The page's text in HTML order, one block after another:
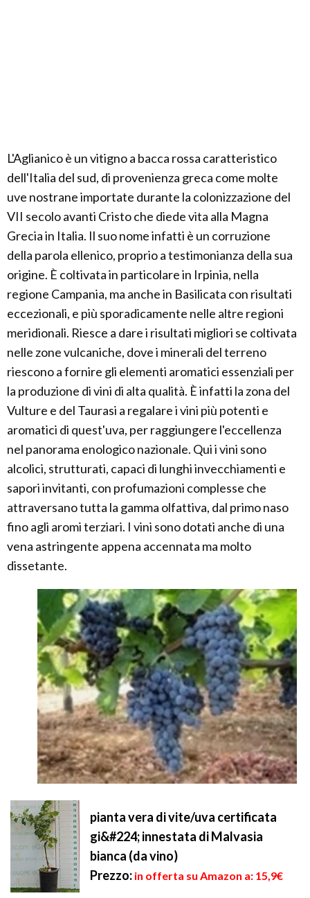
L'Aglianico è un vitigno a bacca rossa caratteristico
dell'Italia del sud, di provenienza greca come molte
uve nostrane importate durante la colonizzazione del
VII secolo avanti Cristo che diede vita alla Magna
Grecia in Italia. Il suo nome infatti è un corruzione
della parola ellenico, proprio a testimonianza della sua
origine. È coltivata in particolare in Irpinia, nella
regione Campania, ma anche in Basilicata con risultati
eccezionali, e più sporadicamente nelle altre regioni
meridionali. Riesce a dare i risultati migliori se coltivata
nelle zone vulcaniche, dove i minerali del terreno
riescono a fornire gli elementi aromatici essenziali per
la produzione di vini di alta qualità. È infatti la zona del
Vulture e del Taurasi a regalare i vini più potenti e
aromatici di quest'uva, per raggiungere l'eccellenza
nel panorama enologico nazionale. Qui i vini sono
alcolici, strutturati, capaci di lunghi invecchiamenti e
sapori invitanti, con profumazioni complesse che
attraversano tutta la gamma olfattiva, dal primo naso
fino agli aromi terziari. I vini sono dotati anche di una
vena astringente appena accennata ma molto
dissetante.
pianta vera di vite/uva certificata
gi&#224; innestata di Malvasia
bianca (da vino)
Prezzo: in offerta su Amazon a: 15,9€